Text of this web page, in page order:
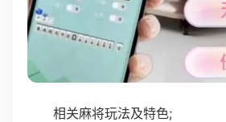
相关麻将玩法及特色;